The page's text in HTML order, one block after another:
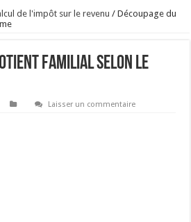
de l'impôt sur le revenu / Découpage du
familial selon le
Laisser un commentaire